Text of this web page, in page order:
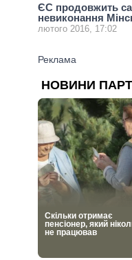
ЄС продовжить
невиконання
лютого 2016, 17:02